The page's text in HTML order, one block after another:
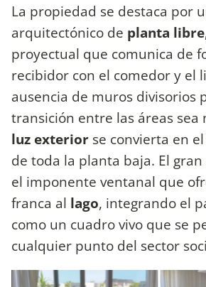
La propiedad se destaca por
arquitectónico de planta libre
proyectual que comunica de
recibidor con el comedor y el
ausencia de muros divisorios
transición entre las áreas sea
luz exterior se convierta en
de toda la planta baja. El
el imponente ventanal que
franca al lago, integrando el
como un cuadro vivo que se
cualquier punto del sector